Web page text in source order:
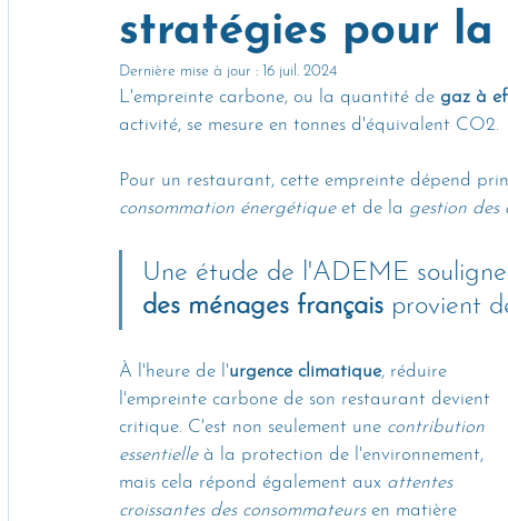
Gaspillage alimentaire Actualités
stratégies pour la
Dernière mise à jour : 16 juil. 2024
L'empreinte carbone, ou la quantité de gaz à
activité, se mesure en tonnes d'équivalent CO2.
Pour un restaurant, cette empreinte dépend
consommation énergétique et de la gestion des
Une étude de l'ADEME
des ménages français provient
À l'heure de l'urgence climatique, réduire
l'empreinte carbone de son restaurant devient
critique. C'est non seulement une contribution
essentielle à la protection de l'environnement,
mais cela répond également aux attentes
croissantes des consommateurs en matière